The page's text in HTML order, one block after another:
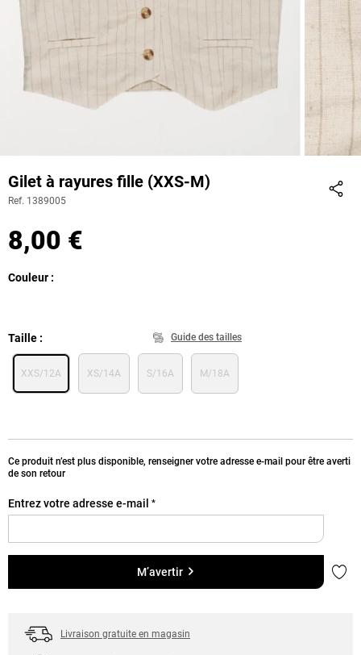
Gilet à rayures fille (XXS-M)
Ref. 1389005
8,00 €
Couleur
Taille Guide des tailles
XXS/12A XS/14A S/16A M/18A
Ce produit n’est plus disponible, renseigner votre adresse e-mail pour être averti
de son retour
Entrez votre adresse e-mail *
M’avertir
Livraison gratuite en magasin